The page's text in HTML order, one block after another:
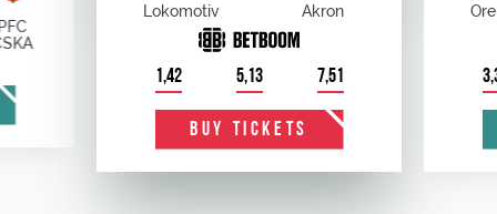
Lokomotiv Akron
1,42 5,13 7,51
BUY TICKETS